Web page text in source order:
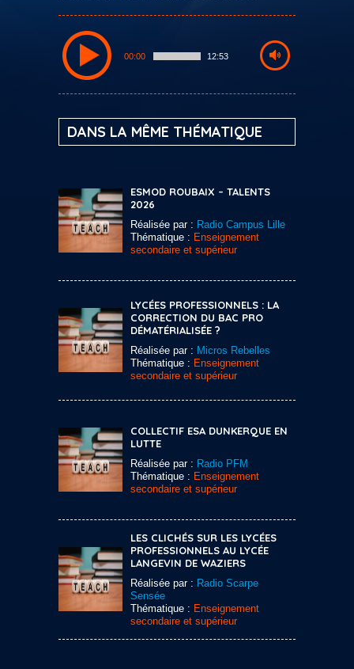
00:00 12:53
DANS LA MÊME THÉMATIQUE
ESMOD ROUBAIX – TALENTS
2026
Réalisée par : Radio Campus Lille
Thématique : Enseignement
secondaire et supérieur
LYCÉES PROFESSIONNELS : LA
CORRECTION DU BAC PRO
DÉMATÉRIALISÉE ?
Réalisée par : Micros Rebelles
Thématique : Enseignement
secondaire et supérieur
COLLECTIF ESA DUNKERQUE EN
LUTTE
Réalisée par : Radio PFM
Thématique : Enseignement
secondaire et supérieur
LES CLICHÉS SUR LES LYCÉES
PROFESSIONNELS AU LYCÉE
LANGEVIN DE WAZIERS
Réalisée par : Radio Scarpe
Sensée
Thématique : Enseignement
secondaire et supérieur